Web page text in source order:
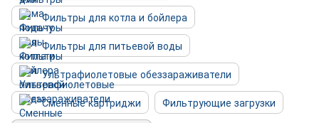
Фильтры для котла и бойлера
Фильтры для питьевой воды
Ультрафиолетовые обеззараживатели
Сменные картриджи
Фильтрующие загрузки